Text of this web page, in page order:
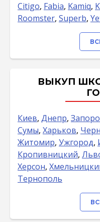
Citigo, Fabia, Kamiq,
Roomster, Superb,
ВЫКУП
Киев, Днепр,
Сумы, Харьков,
Житомир, Ужгород,
Кропивницкий,
Херсон,
Тернополь